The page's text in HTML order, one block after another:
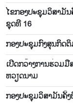
ໄຂກອງປະຊຸມວິສາມັ
ຊຸດທີ 16
ກອງປະຊຸມກົງສຸນກິດ
ເປີດກວ້າງການຮ່ວມ
ຫວຽດນາມ
ກອງປະຊຸມວິສາມັນຄັ້